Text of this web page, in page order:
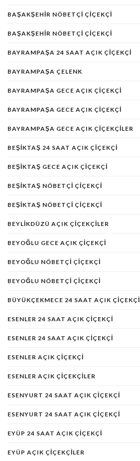
BAŞAKŞEHIR NÖBETÇI ÇIÇEKÇI
BAŞAKŞEHIR NÖBETÇI ÇIÇEKÇI
BAYRAMPAŞA 24 SAAT AÇIK ÇIÇEKÇI
BAYRAMPAŞA ÇELENK
BAYRAMPAŞA GECE AÇIK ÇIÇEKÇI
BAYRAMPAŞA GECE AÇIK ÇIÇEKÇI
BAYRAMPAŞA GECE AÇIK ÇIÇEKÇILER
BEŞIKTAŞ 24 SAAT AÇIK ÇIÇEKÇI
BEŞIKTAŞ GECE AÇIK ÇIÇEKÇI
BEŞIKTAŞ NÖBETÇI ÇIÇEKÇI
BEŞIKTAŞ NÖBETÇI ÇIÇEKÇI
BEYLIKDÜZÜ AÇIK ÇIÇEKÇILER
BEYOĞLU GECE AÇIK ÇIÇEKÇI
BEYOĞLU NÖBETÇI ÇIÇEKÇI
BEYOĞLU NÖBETÇI ÇIÇEKÇI
BÜYÜKÇEKMECE 24 SAAT AÇIK ÇIÇEKÇI
ESENLER 24 SAAT AÇIK ÇIÇEKÇI
ESENLER 24 SAAT AÇIK ÇIÇEKÇI
ESENLER AÇIK ÇIÇEKÇI
ESENLER AÇIK ÇIÇEKÇILER
ESENYURT 24 SAAT AÇIK ÇIÇEKÇI
ESENYURT 24 SAAT AÇIK ÇIÇEKÇI
EYÜP 24 SAAT AÇIK ÇIÇEKÇI
EYÜP AÇIK ÇIÇEKÇILER